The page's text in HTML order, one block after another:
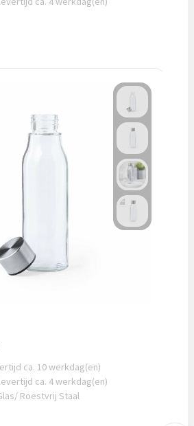
bedrukken
ca. 10 werkdag(en)
ca. 4 werkdag(en)
Roestvrij Staal